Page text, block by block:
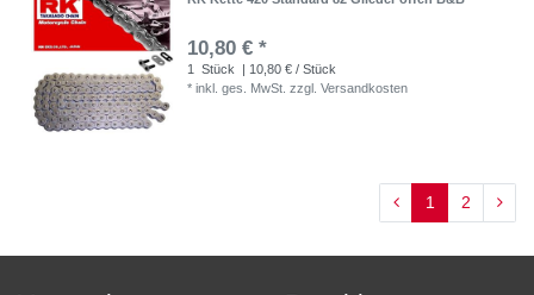
10,80 € *
1 Stück
| 10,80 € / Stück
*inkl. ges. MwSt. zzgl.Versandkosten
1 2